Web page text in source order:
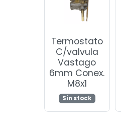
Termostato
C/valvula
Vastago
6mm Conex.
M8x1
Sin stock